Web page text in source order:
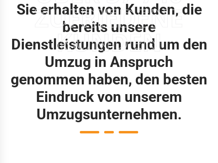
ZUFRIEDENE
KUNDEN
Sie erhalten von Kunden, die
bereits unsere
Dienstleistungen rund um den
Umzug in Anspruch
genommen haben, den besten
Eindruck von unserem
Umzugsunternehmen.